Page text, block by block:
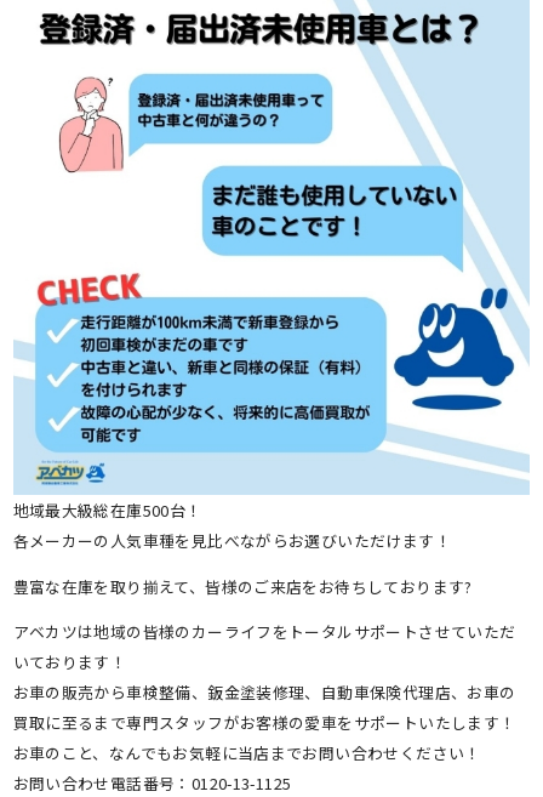
地域最大級総在庫500台！
各メーカーの人気車種を見比べながらお選びいただけます！
豊富な在庫を取り揃えて、皆様のご来店をお待ちしております?
アベカツは地域の皆様のカーライフをトータルサポートさせていただ
いております！
お車の販売から車検整備、鈑金塗装修理、自動車保険代理店、お車の
買取に至るまで専門スタッフがお客様の愛車をサポートいたします！
お車のこと、なんでもお気軽に当店までお問い合わせください！
お問い合わせ電話番号：0120-13-1125